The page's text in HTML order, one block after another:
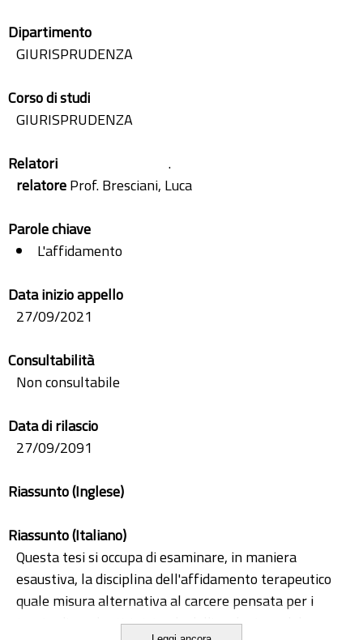
Dipartimento
GIURISPRUDENZA
Corso di studi
GIURISPRUDENZA
Relatori
.
relatoreProf. Bresciani, Luca
Parole chiave
L'affidamento
Data inizio appello
27/09/2021
Consultabilità
Non consultabile
Data di rilascio
27/09/2091
Riassunto (Inglese)
Riassunto (Italiano)
Questa tesi si occupa di esaminare, in maniera
esaustiva, la disciplina dell'affidamento terapeutico
quale misura alternativa al carcere pensata per i
tossicodipendenti. Iniziando dall'evoluzione del